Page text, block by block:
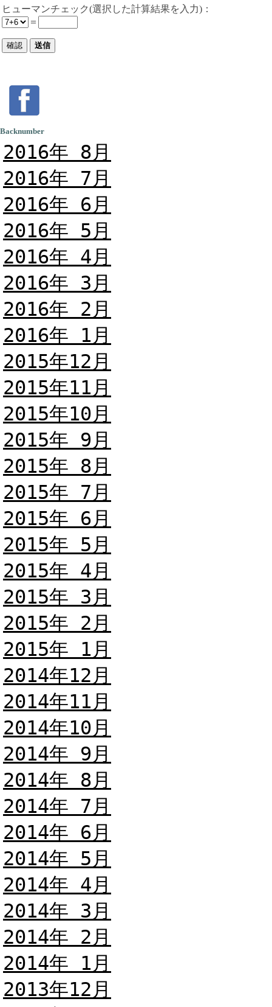
ヒューマンチェック(選択した計算結果を入力)：
＝
Backnumber
2016年 8月
2016年 7月
2016年 6月
2016年 5月
2016年 4月
2016年 3月
2016年 2月
2016年 1月
2015年12月
2015年11月
2015年10月
2015年 9月
2015年 8月
2015年 7月
2015年 6月
2015年 5月
2015年 4月
2015年 3月
2015年 2月
2015年 1月
2014年12月
2014年11月
2014年10月
2014年 9月
2014年 8月
2014年 7月
2014年 6月
2014年 5月
2014年 4月
2014年 3月
2014年 2月
2014年 1月
2013年12月